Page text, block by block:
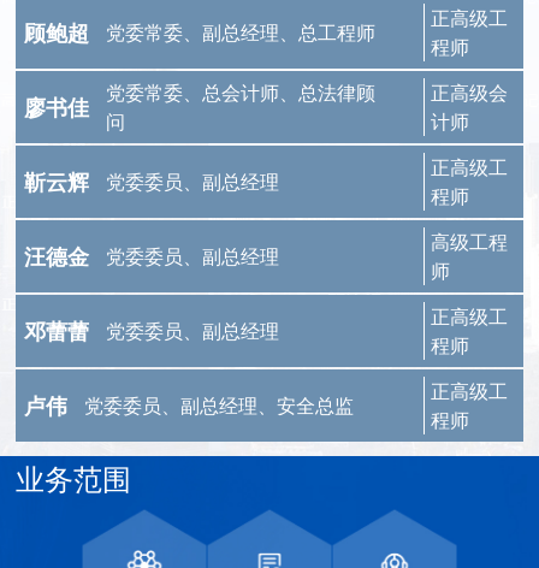
顾鲍超 党委常委、副总经理、总工程师
正高级工
程师
廖书佳
党委常委、总会计师、总法律顾
问
正高级会
计师
靳云辉 党委委员、副总经理
正高级工
程师
汪德金 党委委员、副总经理
高级工程
师
邓蕾蕾 党委委员、副总经理
正高级工
程师
卢伟 党委委员、副总经理、安全总监
正高级工
程师
业务范围